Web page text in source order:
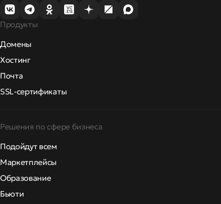
Продукты
Домены
Хостинг
Почта
SSL-сертификаты
Решения по сфере бизнеса
Подойдут всем
Маркетплейсы
Образование
Бьюти